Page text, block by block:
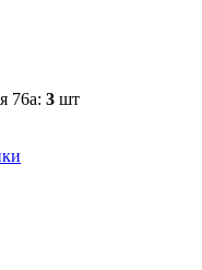
76а: 3 шт